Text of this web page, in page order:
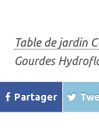
Table de jardin
Gourdes
Partager